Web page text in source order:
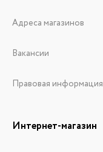
Адреса магазинов
Вакансии
Правовая информация
Интернет-магазин